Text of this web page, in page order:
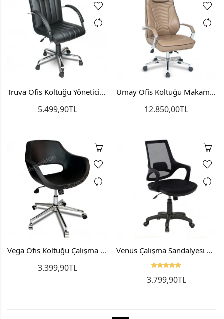
Truva Ofis Koltuğu Yönetici Koltuğu Ofis Sandalyesi Büro Koltuğu
5.499,90TL
Umay Ofis Koltuğu Makam Koltuğu Ofis Sandalyesi Yönetici Koltuğu
12.850,00TL
Vega Ofis Koltuğu Çalışma Koltuğu Personel Koltuğu Bilgisayar Koltuğu
3.399,90TL
Venüs Çalışma Sandalyesi Ofis Koltuğu Bilgisayar Koltuğu
3.799,90TL